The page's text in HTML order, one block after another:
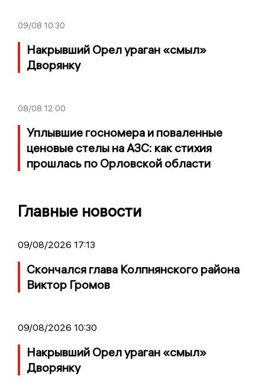
09/08 10:30
Накрывший Орел ураган «смыл»
Дворянку
08/08 12:00
Уплывшие госномера и поваленные
ценовые стелы на АЗС: как стихия
прошлась по Орловской области
Главные новости
09/08/2026 17:13
Скончался глава Колпнянского района
Виктор Громов
09/08/2026 10:30
Накрывший Орел ураган «смыл»
Дворянку